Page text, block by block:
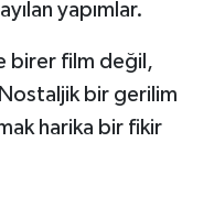
yapımlar.
birer film değil,
bir gerilim
harika bir fikir